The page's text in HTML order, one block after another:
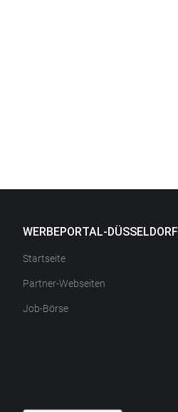
WERBEPORTAL-DÜSSELDORF
Startseite
Partner-Webseiten
Job-Börse